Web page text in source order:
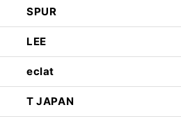
SPUR
LEE
eclat
T JAPAN